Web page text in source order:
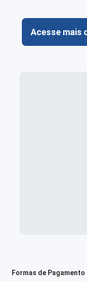
Acesse mais
Formas de Pagamento